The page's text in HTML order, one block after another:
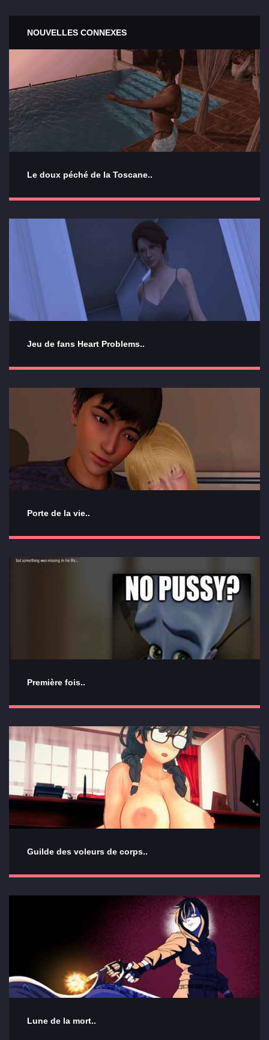
NOUVELLES CONNEXES
Le doux péché de la Toscane..
Jeu de fans Heart Problems..
Porte de la vie..
Première fois..
Guilde des voleurs de corps..
Lune de la mort..